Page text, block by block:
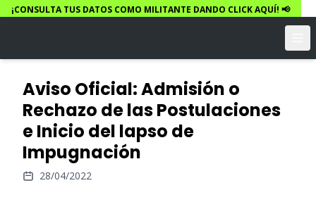
¡CONSULTA TUS DATOS COMO MILITANTE DANDO CLICK AQUÍ! 📢
Aviso Oficial: Admisión o
Rechazo de las Postulaciones
e Inicio del lapso de
Impugnación
28/04/2022